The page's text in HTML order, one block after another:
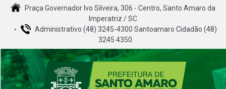
Praça Governador Ivo Silveira, 306 - Centro, Santo Amaro da
Imperatriz / SC
Administrativo (48) 3245-4300 Santoamaro Cidadão (48)
3245 4350